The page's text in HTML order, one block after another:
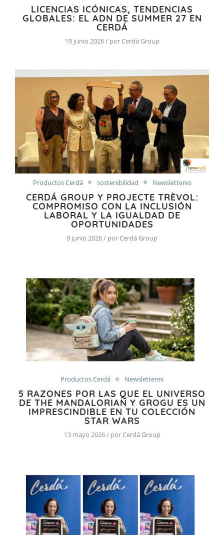
LICENCIAS ICÓNICAS, TENDENCIAS
GLOBALES: EL ADN DE SUMMER 27 EN
CERDÁ
19 junio 2026 / por Cerdá Group
Productos Cerdá sostenibilidad Newsletteres
CERDÁ GROUP Y PROJECTE TRÈVOL:
COMPROMISO CON LA INCLUSIÓN
LABORAL Y LA IGUALDAD DE
OPORTUNIDADES
9 junio 2026 / por Cerdá Group
Productos Cerdá Newsletteres
5 RAZONES POR LAS QUE EL UNIVERSO
DE THE MANDALORIAN Y GROGU ES UN
IMPRESCINDIBLE EN TU COLECCIÓN
STAR WARS
13 mayo 2026 / por Cerdá Group